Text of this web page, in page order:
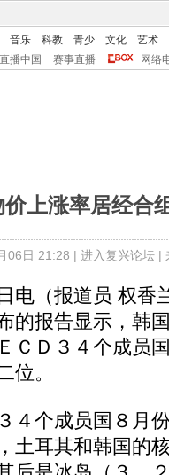
音乐 科教 青少 文化
艺术
直播中国 赛事直播 网络
上涨率居经合
06日 21:28 | 进入复兴论坛|
（报道员 权香
的报告显示，韩
ＣＤ３４个成员
位。
个成员国８月
土耳其和韩国的